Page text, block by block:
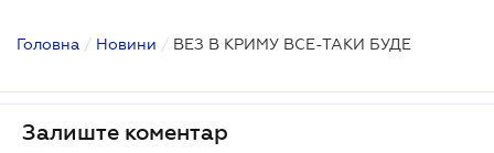
Головна / Новини / ВЕЗ В КРИМУ ВСЕ-ТАКИ БУДЕ
Залиште коментар